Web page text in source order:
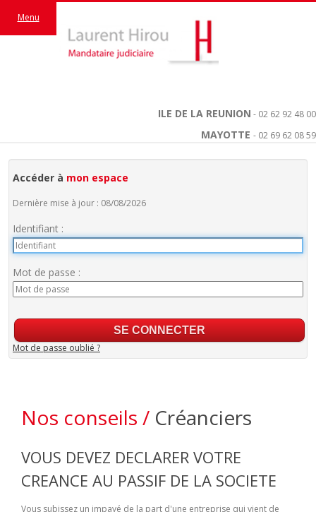
ILE DE LA REUNION - 02 62 92 48 00
MAYOTTE - 02 69 62 08 59
Menu
Accéder à mon espace
Dernière mise à jour : 08/08/2026
Identifiant :
Mot de passe :
Mot de passe oublié ?
Nos conseils / Créanciers
VOUS DEVEZ DECLARER VOTRE
CREANCE AU PASSIF DE LA SOCIETE
Vous subissez un impayé de la part d'une entreprise qui vient de